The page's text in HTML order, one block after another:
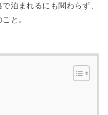
泊まれるにも関わらず、
と。